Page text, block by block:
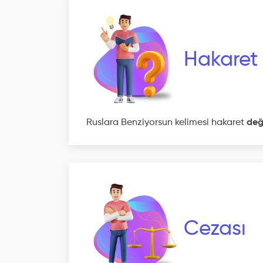
Hakaret
Ruslara Benziyorsun kelimesi hakaret
Cezası